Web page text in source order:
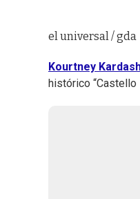
el universal / gda
Kourtney
histórico